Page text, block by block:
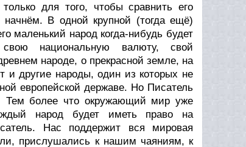
для того, чтобы сравнить его
В одной крупной (тогда ещё)
маленький народ когда-нибудь будет
национальную валюту, свой
народе, о прекрасной земле, на
и другие народы, один из которых не
европейской державе. Hо Писатель
Тем более что окружающий мир уже
народ будет иметь право на
Hас поддержит вся мировая
прислушались к нашим чаяниям, к